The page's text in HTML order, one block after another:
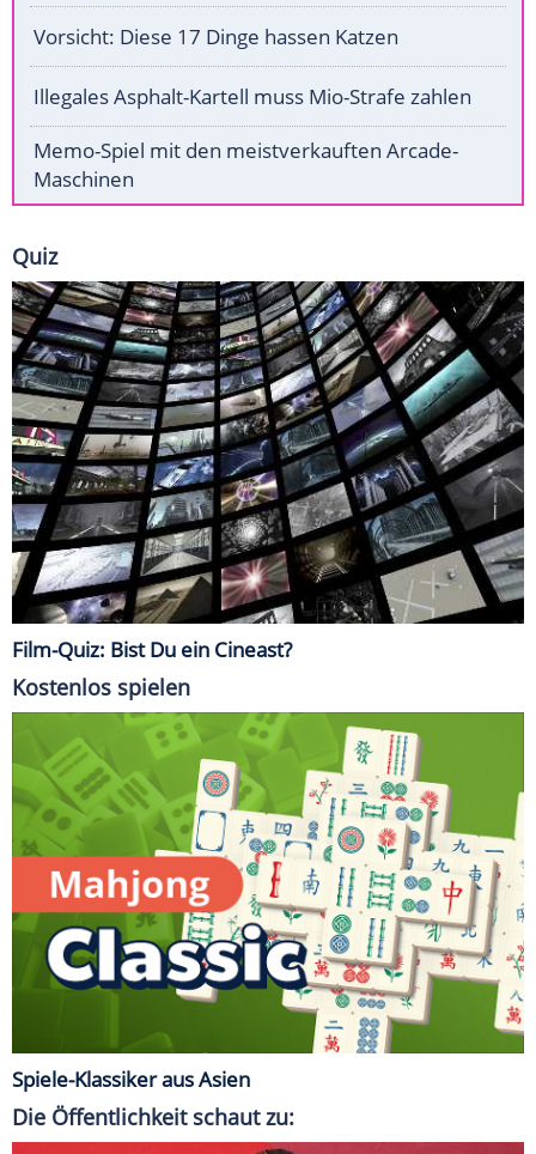
Vorsicht: Diese 17 Dinge hassen Katzen
Illegales Asphalt-Kartell muss Mio-Strafe zahlen
Memo-Spiel mit den meistverkauften Arcade-
Maschinen
Quiz
Film-Quiz: Bist Du ein Cineast?
Kostenlos spielen
Spiele-Klassiker aus Asien
Die Öffentlichkeit schaut zu: